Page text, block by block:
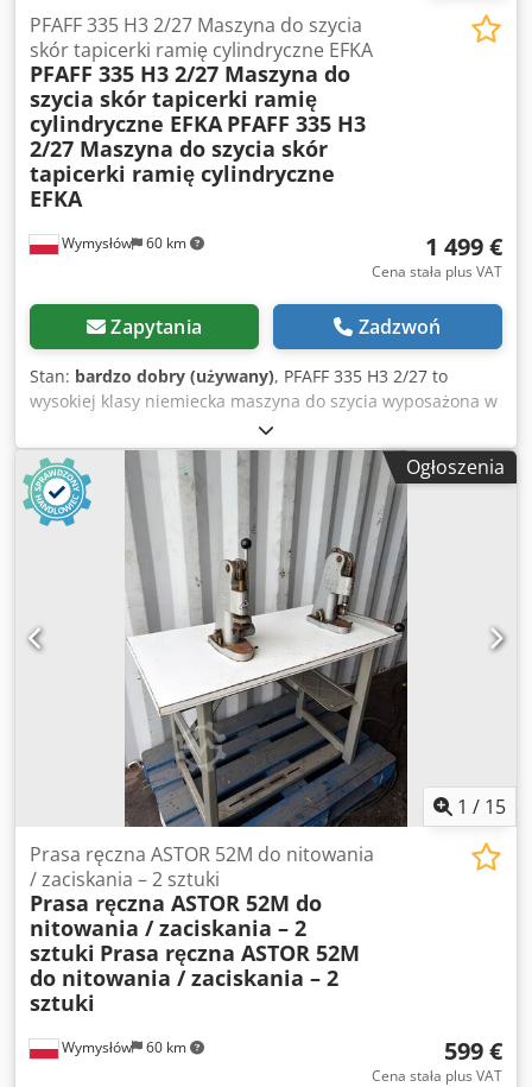
sztuczne przystosowane do tłoczenia. Stan: Maszyna
używana, zachowana w dobrym stanie wizualnym. Stan
zgodny ze zdjęciami.
Wymysłów 60 km
PFAFF 335 H3 2/27 Maszyna do szycia
skór tapicerki ramię cylindryczne EFKA
PFAFF 335 H3 2/27 Maszyna do
szycia skór tapicerki ramię
cylindryczne EFKA PFAFF 335 H3
2/27 Maszyna do szycia skór
tapicerki ramię cylindryczne
EFKA
1 499 €
Cena stała plus VAT
Zapytania Zadzwoń
Stan: bardzo dobry (używany), PFAFF 335 H3 2/27 to
wysokiej klasy niemiecka maszyna do szycia wyposażona w
ramię cylindryczne, stół roboczy oraz napęd EFKA
Variostop. Model ten znajduje zastosowanie przy szyciu
skóry, tapicerki, galanterii skórzanej, obuwia, walizek oraz
innych elementów o trudnym kształcie. Dane techniczne:
Producent: PFAFF Model: 335 H3 2/27 Ramię cylindryczne
Crsdozgt Tuspfx Am Tsf Napęd EFKA Variostop VD24
Zasilanie: 220 / 380 V Moc silnika: 370 W Prędkość
obrotowa: 1400 / 1700 obr./min 50 / 60 Hz Stół roboczy w
komplecie Stojak na szpulki Sterowanie nożne Stan:
Maszyna używana. Zachowana w dobrym stanie
wizualnym. Stan zgodny ze zdjęciami.
Ogłoszenia
1 / 15
Wymysłów 60 km
Prasa ręczna ASTOR 52M do nitowania
/ zaciskania – 2 sztuki
Prasa ręczna ASTOR 52M do
nitowania / zaciskania – 2
sztuki Prasa ręczna ASTOR 52M
do nitowania / zaciskania – 2
sztuki
599 €
Cena stała plus VAT